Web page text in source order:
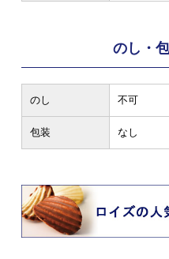
のし・
のし 不可
包装 なし